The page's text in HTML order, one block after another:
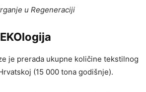
u Regeneraciji
je prerada ukupne količine tekstilnog
(15 000 tona godišnje).